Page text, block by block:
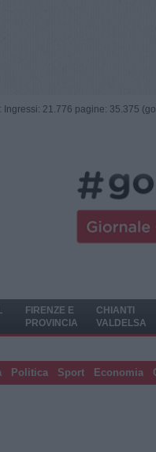
Ingressi: 21.776 pagine: 35.375
FIRENZE E
PROVINCIA
CHIANTI
VALDELSA
Politica Sport Economia